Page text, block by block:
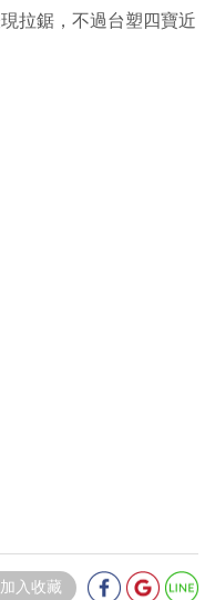
拉鋸，不過台塑四寶近
加入收藏